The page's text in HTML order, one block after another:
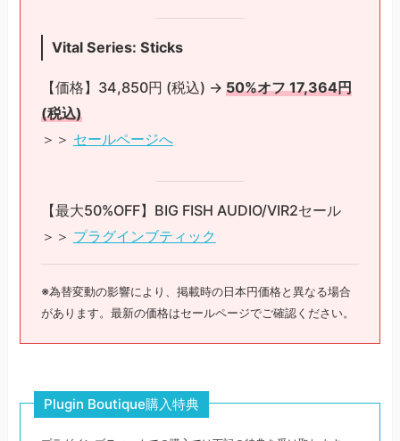
Vital Series: Sticks
【価格】34,850円 (税込) → 50%オフ 17,364円
(税込)
＞＞ セールページへ
【最大50%OFF】BIG FISH AUDIO/VIR2セール
＞＞ プラグインブティック
※為替変動の影響により、掲載時の日本円価格と異なる場合
があります。最新の価格はセールページでご確認ください。
Plugin Boutique購入特典